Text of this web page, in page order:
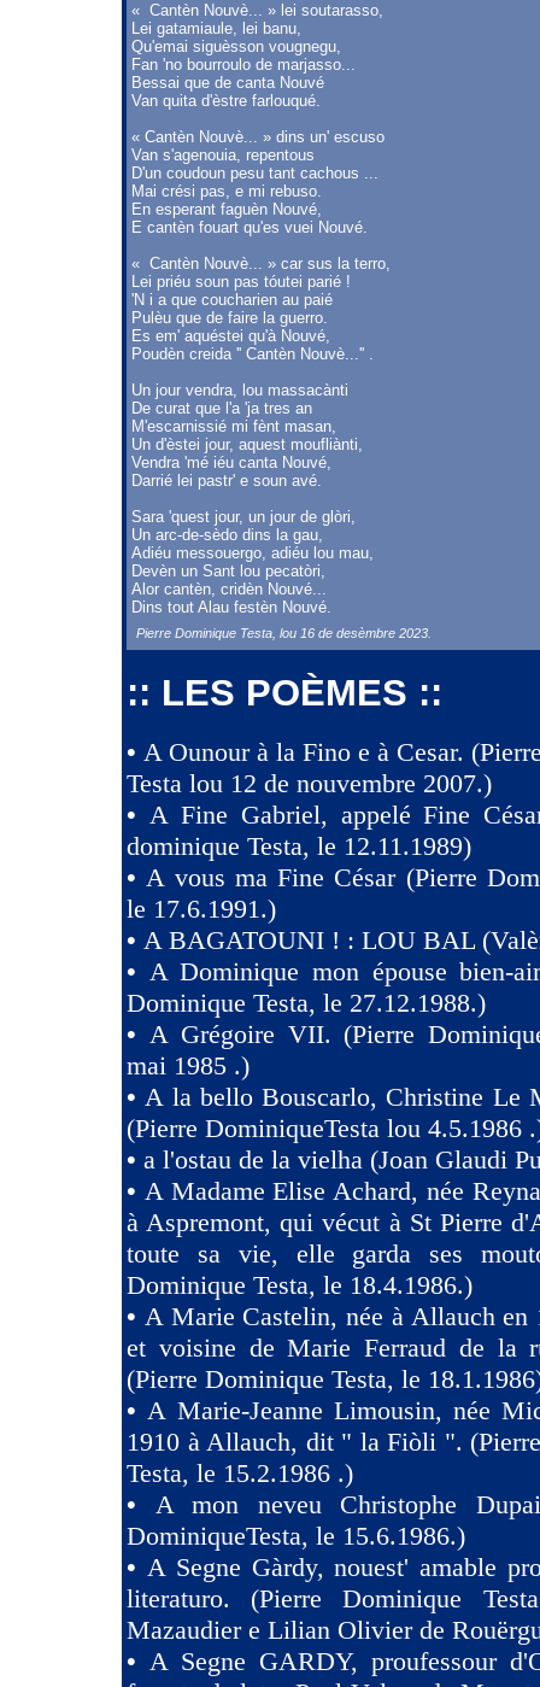
« Cantèn Nouvè... » lei soutarasso,
Lei gatamiaule, lei banu,
Qu'emai siguèsson vougnegu,
Fan 'no bourroulo de marjasso...
Bessai que de canta Nouvé
Van quita d'èstre farlouqué.
« Cantèn Nouvè... » dins un' escuso
Van s'agenouia, repentous
D'un coudoun pesu tant cachous ...
Mai crési pas, e mi rebuso.
En esperant faguèn Nouvé,
E cantèn fouart qu'es vuei Nouvé.
« Cantèn Nouvè... » car sus la terro,
Lei priéu soun pas tóutei parié !
'N i a que coucharien au paié
Pulèu que de faire la guerro.
Es em' aquéstei qu'à Nouvé,
Poudèn creida '' Cantèn Nouvè...'' .
Un jour vendra, lou massacànti
De curat que l'a 'ja tres an
M'escarnissié mi fènt masan,
Un d'èstei jour, aquest moufliànti,
Vendra 'mé iéu canta Nouvé,
Darrié lei pastr' e soun avé.
Sara 'quest jour, un jour de glòri,
Un arc-de-sèdo dins la gau,
Adiéu messouergo, adiéu lou mau,
Devèn un Sant lou pecatòri,
Alor cantèn, cridèn Nouvé...
Dins tout Alau festèn Nouvé.
Pierre Dominique Testa, lou 16 de desèmbre 2023.
:: LES POÈMES ::
• A Ounour à la Fino e à Cesar.
Testa lou 12 de nouvembre 2007.)
• A Fine Gabriel, appelé Fine
dominique Testa, le 12.11.1989)
•A vous ma Fine César (Pierre
le 17.6.1991.)
• A BAGATOUNI ! : LOU BAL
• A Dominique mon épouse bien-
Dominique Testa, le 27.12.1988.)
• A Grégoire VII. (Pierre
mai 1985 .)
•A la bello Bouscarlo, Christine Le
(Pierre DominiqueTesta lou 4.5.1986
• a l'ostau de la vielha (Joan Glaudi
• A Madame Elise Achard, née
à Aspremont, qui vécut à St Pierre
toute sa vie, elle garda ses
Dominique Testa, le 18.4.1986.)
• A Marie Castelin, née à Allauch en
et voisine de Marie Ferraud de la
(Pierre Dominique Testa, le
•A Marie-Jeanne Limousin, née
1910 à Allauch, dit " la Fiòli ".
Testa, le 15.2.1986 .)
• A mon neveu Christophe
DominiqueTesta, le 15.6.1986.)
• A Segne Gàrdy, nouest' amable
literaturo. (Pierre Dominique
Mazaudier e Lilian Olivier de
• A Segne GARDY, proufessour